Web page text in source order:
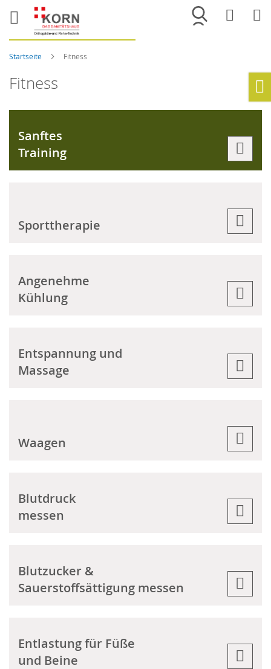
Merkliste
Startseite Fitness
Fitness
Sanftes
Training
Sporttherapie
Angenehme
Kühlung
Entspannung und
Massage
Waagen
Blutdruck
messen
Blutzucker &
Sauerstoffsättigung messen
Entlastung für Füße
und Beine